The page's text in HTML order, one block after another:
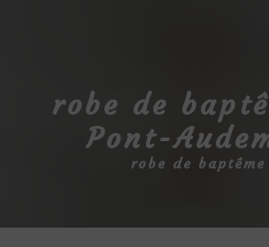
robe de
Pont-
robe de baptême